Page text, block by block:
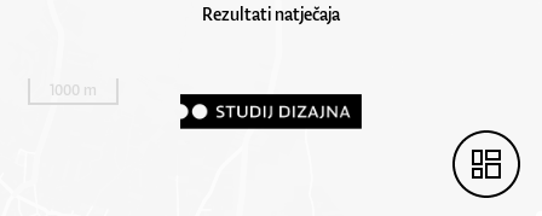
Rezultati natječaja
1000 m